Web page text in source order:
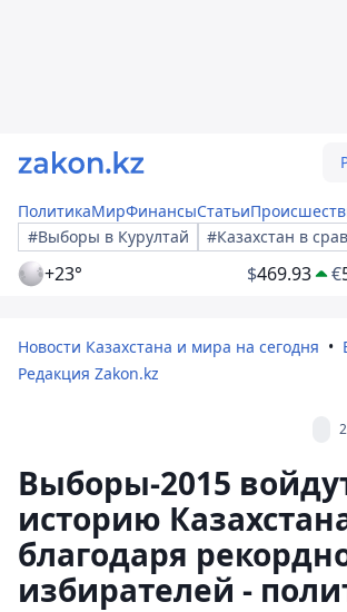
ПолитикаМирФинансыСтатьи
#Выборы в Курултай
#Казахстан в
+23° $469.93 €
Новости Казахстана и мира на сегодня
Редакция Zakon.kz
Выборы-2015
историю
благодаря
избирателей -